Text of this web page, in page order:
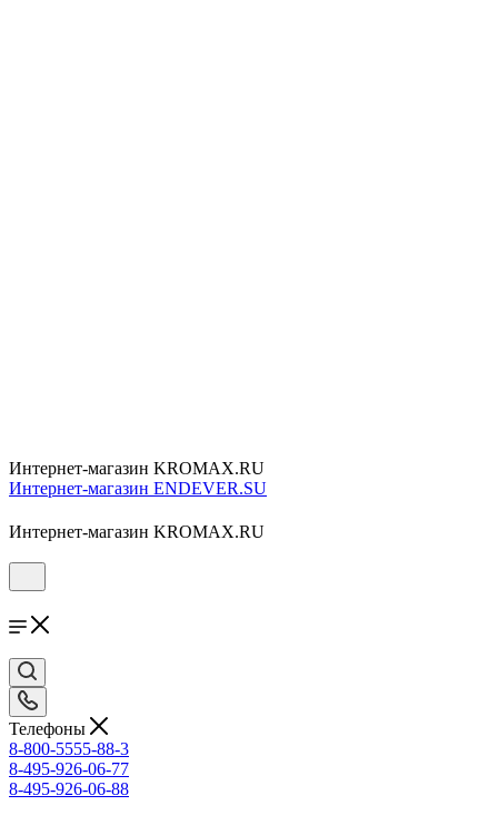
Интернет-магазин KROMAX.RU
Интернет-магазин ENDEVER.SU
Интернет-магазин KROMAX.RU
Телефоны
8-800-5555-88-3
8-495-926-06-77
8-495-926-06-88